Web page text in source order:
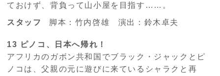
ておけず、背負って山小屋を目指す……。
スタッフ 脚本：竹内啓雄 演出：鈴木卓夫
13 ピノコ、日本へ帰れ！
アフリカのガボン共和国でブラック・ジャックとピ
ノコは、父親の元に遊びに来ているシャラクと再